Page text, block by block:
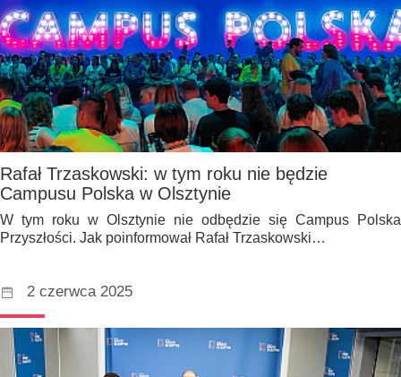
Rafał Trzaskowski: w tym roku nie będzie
Campusu Polska w Olsztynie
W tym roku w Olsztynie nie odbędzie się Campus Polska
Przyszłości. Jak poinformował Rafał Trzaskowski…
2 czerwca 2025